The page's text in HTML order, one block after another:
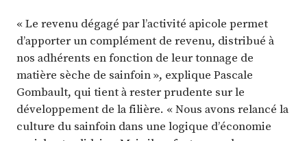
« Le revenu dégagé par l’activité apicole permet
d’apporter un complément de revenu, distribué à
nos adhérents en fonction de leur tonnage de
matière sèche de sainfoin », explique Pascale
Gombault, qui tient à rester prudente sur le
développement de la filière. « Nous avons relancé la
culture du sainfoin dans une logique d’économie